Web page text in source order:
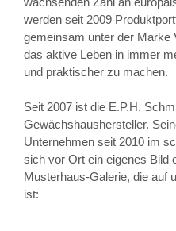
werden seit 2009
gemeinsam unter der Marke
das aktive Leben in immer
und praktischer zu machen.
Seit 2007 ist die E.P.H.
Gewächshaushersteller.
Unternehmen seit 2010 im
sich vor Ort ein eigenes Bild
Musterhaus-Galerie, die auf
ist: